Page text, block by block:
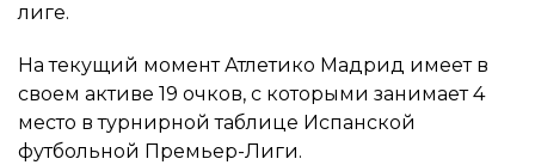
лиге.
На текущий момент Атлетико Мадрид имеет в
своем активе 19 очков, с которыми занимает 4
место в турнирной таблице Испанской
футбольной Премьер-Лиги.